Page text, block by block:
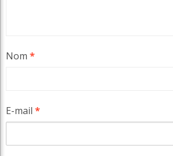
Nom *
E-mail *